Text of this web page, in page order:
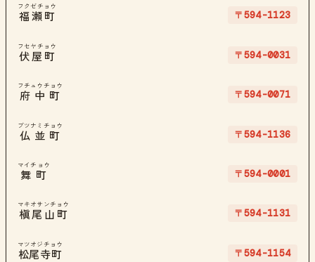
福瀬町
フクゼチョウ
〒594-1123
伏屋町
フセヤチョウ
〒594-0031
府中町
フチュウチョウ
〒594-0071
仏並町
ブツナミチョウ
〒594-1136
舞町
マイチョウ
〒594-0001
槇尾山町
マキオサンチョウ
〒594-1131
松尾寺町
マツオジチョウ
〒594-1154